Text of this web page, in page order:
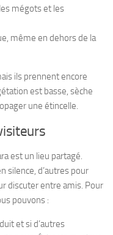
mégots et les
même en dehors de la
ils prennent encore
est basse, sèche
une étincelle.
est un lieu partagé.
silence, d’autres pour
discuter entre amis. Pour
pouvons :
et si d’autres